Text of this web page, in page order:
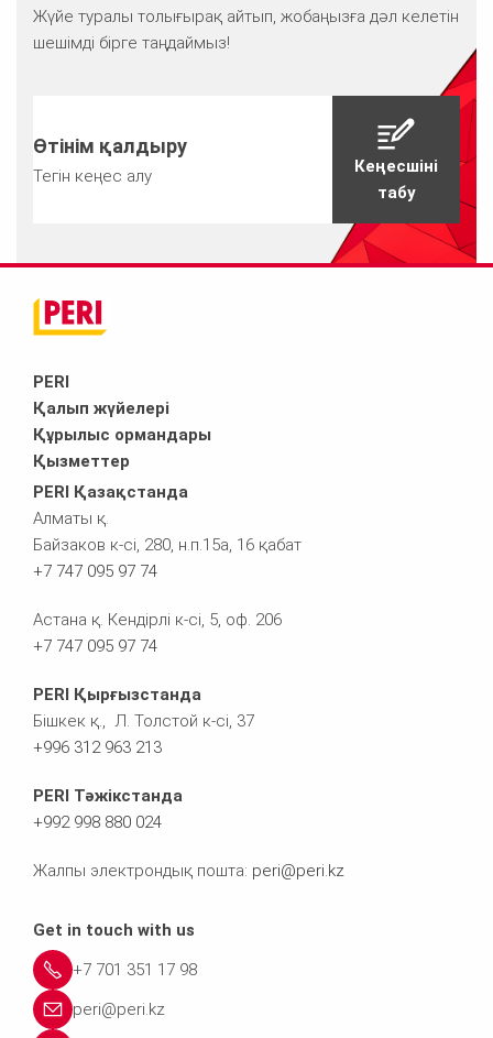
Жүйе туралы толығырақ айтып, жобаңызға дәл келетін
шешімді бірге таңдаймыз!
Өтінім қалдыру
Тегін кеңес алу
Кеңесшіні
табу
PERI
Қалып жүйелері
Құрылыс ормандары
Қызметтер
PERI Қазақстанда
Алматы қ.
Байзаков к-сі, 280, н.п.15а, 16 қабат
+7 747 095 97 74
Астана қ. Кендірлі к-сі, 5, оф. 206
+7 747 095 97 74
PERI Қырғызстанда
Бішкек қ., Л. Толстой к-сі, 37
+996 312 963 213
PERI Тәжікстанда
+992 998 880 024
Жалпы электрондық пошта: peri@peri.kz
Get in touch with us
+7 701 351 17 98
peri@peri.kz